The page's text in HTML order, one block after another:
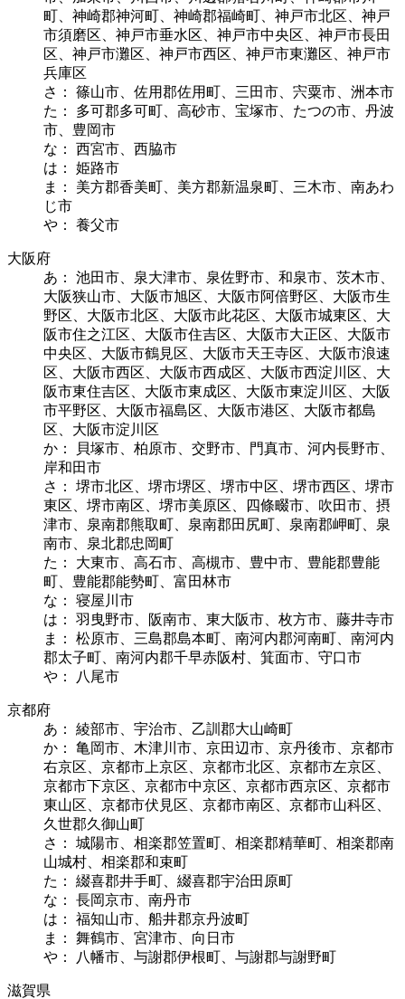
町、神崎郡神河町、神崎郡福崎町、神戸市北区、神戸
市須磨区、神戸市垂水区、神戸市中央区、神戸市長田
区、神戸市灘区、神戸市西区、神戸市東灘区、神戸市
兵庫区
さ： 篠山市、佐用郡佐用町、三田市、宍粟市、洲本市
た： 多可郡多可町、高砂市、宝塚市、たつの市、丹波
市、豊岡市
な： 西宮市、西脇市
は： 姫路市
ま： 美方郡香美町、美方郡新温泉町、三木市、南あわ
じ市
や： 養父市
大阪府
あ： 池田市、泉大津市、泉佐野市、和泉市、茨木市、
大阪狭山市、大阪市旭区、大阪市阿倍野区、大阪市生
野区、大阪市北区、大阪市此花区、大阪市城東区、大
阪市住之江区、大阪市住吉区、大阪市大正区、大阪市
中央区、大阪市鶴見区、大阪市天王寺区、大阪市浪速
区、大阪市西区、大阪市西成区、大阪市西淀川区、大
阪市東住吉区、大阪市東成区、大阪市東淀川区、大阪
市平野区、大阪市福島区、大阪市港区、大阪市都島
区、大阪市淀川区
か： 貝塚市、柏原市、交野市、門真市、河内長野市、
岸和田市
さ： 堺市北区、堺市堺区、堺市中区、堺市西区、堺市
東区、堺市南区、堺市美原区、四條畷市、吹田市、摂
津市、泉南郡熊取町、泉南郡田尻町、泉南郡岬町、泉
南市、泉北郡忠岡町
た： 大東市、高石市、高槻市、豊中市、豊能郡豊能
町、豊能郡能勢町、富田林市
な： 寝屋川市
は： 羽曳野市、阪南市、東大阪市、枚方市、藤井寺市
ま： 松原市、三島郡島本町、南河内郡河南町、南河内
郡太子町、南河内郡千早赤阪村、箕面市、守口市
や： 八尾市
京都府
あ： 綾部市、宇治市、乙訓郡大山崎町
か： 亀岡市、木津川市、京田辺市、京丹後市、京都市
右京区、京都市上京区、京都市北区、京都市左京区、
京都市下京区、京都市中京区、京都市西京区、京都市
東山区、京都市伏見区、京都市南区、京都市山科区、
久世郡久御山町
さ： 城陽市、相楽郡笠置町、相楽郡精華町、相楽郡南
山城村、相楽郡和束町
た： 綴喜郡井手町、綴喜郡宇治田原町
な： 長岡京市、南丹市
は： 福知山市、船井郡京丹波町
ま： 舞鶴市、宮津市、向日市
や： 八幡市、与謝郡伊根町、与謝郡与謝野町
滋賀県